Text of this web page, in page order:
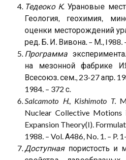
Тедеоко К. Урановые
Геология, геохимия,
оценки месторождений
ред. Б. И. Вивона. – М., I988.
Программа
на мезонной фабрике
Всесоюз. сем., 23-27 апр.
1984. – 372 с.
Salcamoto Н., Kishimoto T.
Nuclear Collective
Expansion Theory(I).
1988. – Vol. А486, No. 1. – P.
Доступнаяпористость и